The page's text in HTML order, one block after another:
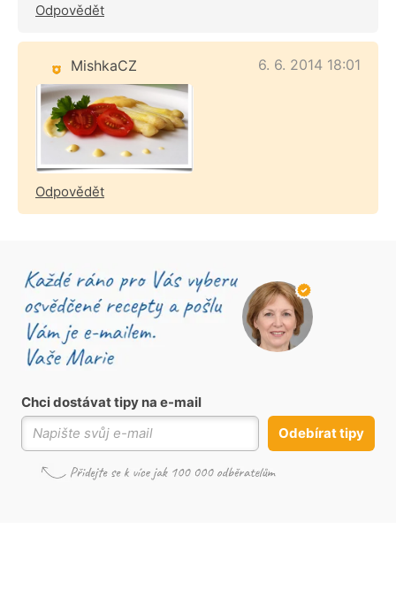
Odpovědět
MishkaCZ 6. 6. 2014 18:01
Odpovědět
Chci dostávat tipy na e-mail
Odebírat tipy